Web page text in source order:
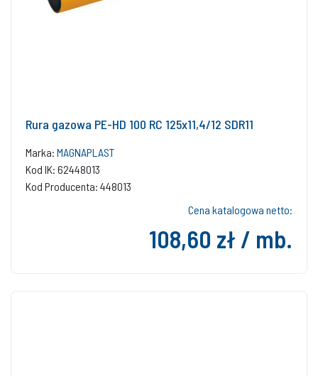
Rura gazowa PE-HD 100 RC 125x11,4/12 SDR11
Marka: MAGNAPLAST
Kod IK: 62448013
Kod Producenta: 448013
Cena katalogowa netto:
108,60 zł / mb.